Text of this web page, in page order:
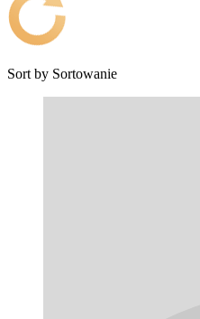
Sort by Sortowanie